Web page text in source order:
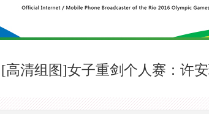
[高清组图]女子重剑个人赛：许